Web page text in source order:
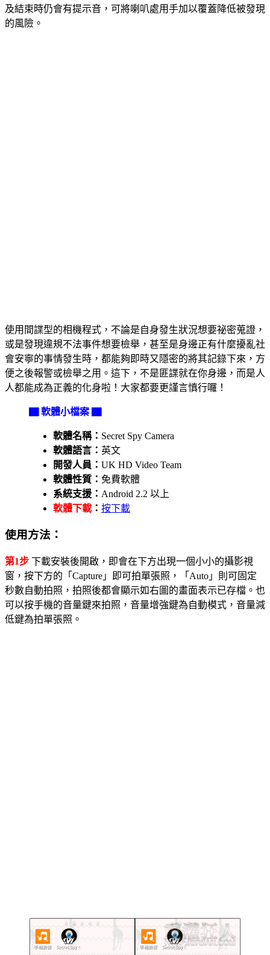
及結束時仍會有提示音，可將喇叭處用手加以覆蓋降低被發現
的風險。
使用間諜型的相機程式，不論是自身發生狀況想要祕密蒐證，
或是發現違規不法事件想要檢舉，甚至是身邊正有什麼擾亂社
會安寧的事情發生時，都能夠即時又隱密的將其記錄下來，方
便之後報警或檢舉之用。這下，不是匪諜就在你身邊，而是人
人都能成為正義的化身啦！大家都要更謹言慎行囉！
▇ 軟體小檔案 ▇
軟體名稱： Secret Spy Camera
軟體語言： 英文
開發人員： UK HD Video Team
軟體性質： 免費軟體
系統支援： Android 2.2 以上
軟體下載 ： 按下載
使用方法：
第1步 下載安裝後開啟，即會在下方出現一個小小的攝影視
窗，按下方的「Capture」即可拍單張照，「Auto」則可固定
秒數自動拍照，拍照後都會顯示如右圖的畫面表示已存檔。也
可以按手機的音量鍵來拍照，音量增強鍵為自動模式，音量減
低鍵為拍單張照。